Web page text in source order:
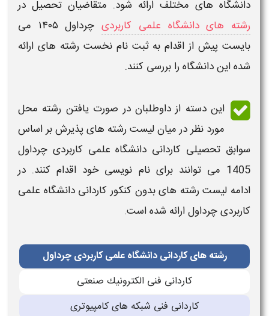
دانشگاه های مختلف ارائه شود. متقاضیان تحصیل در
رشته های دانشگاه علمی کاربردیچرداول ۱۴۰۵
می
بایست پیش از اقدام بهثبت نامنخست رشته های ارائه
شده ایندانشگاه را بررسی کنند.
این دسته از داوطلبان در صورت یافتن رشته محل
مورد نظر در میانلیست رشته هایپذیرش بر اساس
سوابق تحصیلی کاردانی دانشگاه علمی کاربردی چرداول
1405 می توانند برای نام نویسی خود اقدام کنند. در
ادامه لیست رشته های بدون کنکور کاردانی دانشگاه علمی
کاربردی چرداولارائه شده است.
رشته های کاردانی دانشگاه علمی کاربردی چرداول
كاردانی فنی الكترونیك صنعتی
كاردانی فنی شبكه های كامپیوتری